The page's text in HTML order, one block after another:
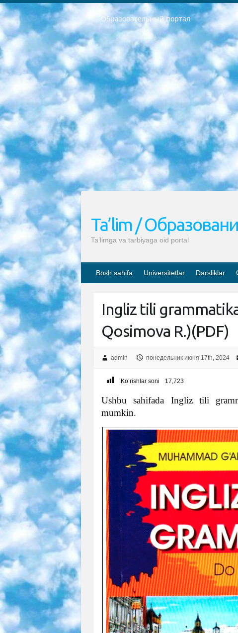
Образовательный портал
РЕСПУБЛИКА УЗБЕКИСТАН МИНИСТРЕРСТВО ДОШКОЛЬНОГО И ШКОЛЬНОГО ОБРАЗОВАНИЯ КОМАНДА в общеобразовательных учреждениях в 2023-2024 учебном году организация и проведение итоговой государственной аттестации обучающихся о Министра дошкольного и школьного образования Республики Узбекистан от 4 марта 2008 года (постановлением Минюста от 20 марта 2008 года № 1778 государственной регистрации) «Итоговое состояние учащихся общего среднего образования на основании положения об утверждении положения об аттестации общего среднего образования выпускной экзамен студентов в образовательных учреждениях в 2023-2024 учебном году В целях организации и прохождения аттестации приказываю: 1. Следующее: перечень предметов, по которым будет проводиться итоговая государственная аттестация и экзамен формы перевода согласно приложению 1; сертификаты международного образца, оценивающие уровень владения иностранными языками перечень согласно приложению 2; 2. Педагогический при специализированных образовательных учреждениях. научно-практический центр квалификации и международной оценки (Д.Давидова) 2024 г. До 25 марта: задания по предметам, по которым будет проводиться итоговая аттестация разработка и утверждение технических условий; итоговая аттестация на основании разработанного предметного задания разработка вопросов по предметам (устно и письменно), экзамен передача; общеобразовательные средние школы и специальные учебные заведения учащиеся выпускных классов школ и интернатов в агентской системе подготовка базы данных экзаменационных материалов и критериев оценки; перевод базы экзаменационных материалов на все языки обучения подать в Республиканский образовательный центр для изготовления; варианты экзаменов на основе разработанных контрольных материалов пусть будут поставлены задачи формирования. 3. Республиканский образовательный центр (Ш.Худайкулов) до 5 апреля 2024 года. до: база данных предоставленных экзаменационных материалов на все языки обучения перевод и экспертиза; для слепых, слабовидящих, глухих, слабослышащих и умственно отсталых детей учащиеся выпускных классов специализированных школ и школ-интернатов база данных экзаменационных материалов на всех преподаваемых языках подготовка критериев оценки; специализированные школы для умственно отсталых детей и технологии для учащихся выпускных классов школ-интернатов разработка соответствующих рекомендаций и критериев проведения ЕГЭ по естествознанию давать задания. 4. Педагогический при специализированных образовательных учреждениях. Научно-практический центр навыков и международной оценки (Д.Давидова), Республика образовательный центр (Худайкулов Ш.) итоговый государственный аттестационный экзамен ориентирован на творческое и логическое мышление при подготовке базы материалов учитывать введение заданий. 5. Следует
Ta’lim /
Ta’limga va tarbiyaga oid portal
Bosh sahifa Universitetlar Darsliklar
Ingliz tili
Qosimova R.)(PDF)
admin понедельник июня 17th, 2024
Ko‘rishlar soni 17,723
Ushbu sahifada Ingliz tili
mumkin.